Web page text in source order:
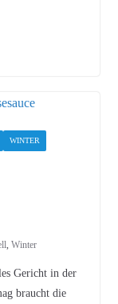
WINTER
, Winter
Gericht in der
braucht die